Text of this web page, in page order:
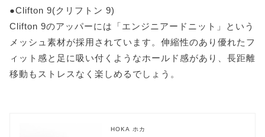
●Clifton 9(クリフトン 9)
Clifton 9のアッパーには「エンジニアードニット」という
メッシュ素材が採用されています。伸縮性のあり優れたフ
ィット感と足に吸い付くようなホールド感があり、長距離
移動もストレスなく楽しめるでしょう。
HOKA ホカ